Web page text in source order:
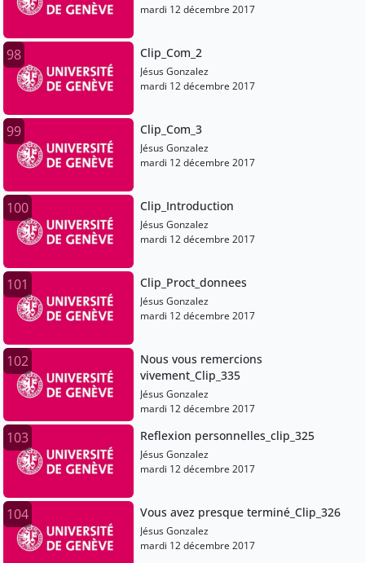
mardi 12 décembre 2017
98 Clip_Com_2
Jésus Gonzalez
mardi 12 décembre 2017
99 Clip_Com_3
Jésus Gonzalez
mardi 12 décembre 2017
100 Clip_Introduction
Jésus Gonzalez
mardi 12 décembre 2017
101 Clip_Proct_donnees
Jésus Gonzalez
mardi 12 décembre 2017
102
Nous vous remercions
vivement_Clip_335
Jésus Gonzalez
mardi 12 décembre 2017
103 Reflexion personnelles_clip_325
Jésus Gonzalez
mardi 12 décembre 2017
104 Vous avez presque terminé_Clip_326
Jésus Gonzalez
mardi 12 décembre 2017